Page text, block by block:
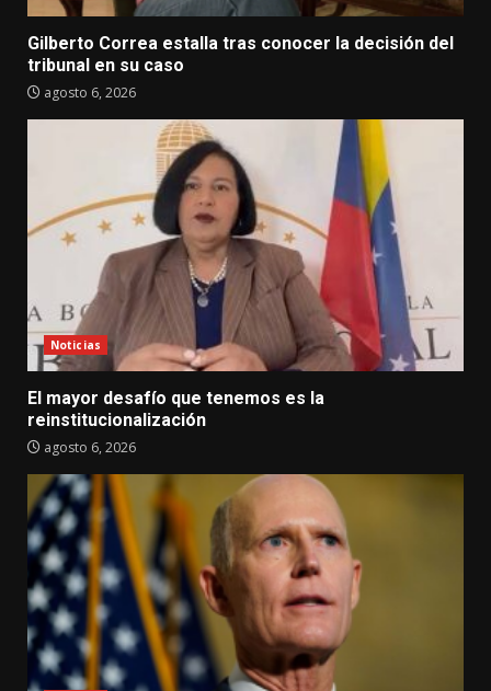
Gilberto Correa estalla tras conocer la decisión del
tribunal en su caso
agosto 6, 2026
Noticias
El mayor desafío que tenemos es la
reinstitucionalización
agosto 6, 2026